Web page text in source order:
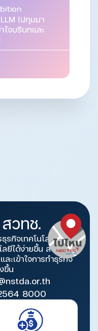
(ปทุมมา
ใจบริบทและ
วทช.
กิจเทคโนโลยีและ
ลยีได้ง่ายขึ้น ลดความ
ะเข้าใจการทำธุรกิจ
ขึ้น
8000